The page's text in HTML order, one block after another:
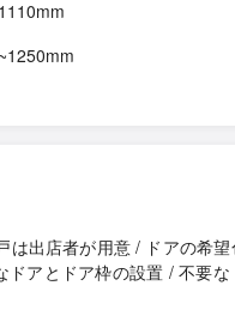
は出店者が用意 / ドアの希
ドアとドア枠の設置 / 不要